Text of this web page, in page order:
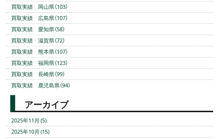
買取実績 岡山県（103）
買取実績 広島県（107）
買取実績 愛知県（58）
買取実績 滋賀県（72）
買取実績 熊本県（107）
買取実績 福岡県（123）
買取実績 長崎県（99）
買取実績 鹿児島県（94）
アーカイブ
2025年11月 (5)
2025年10月 (15)